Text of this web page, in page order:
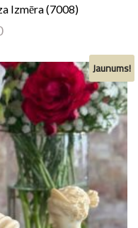
Izmēra (7008)
Jaunums!